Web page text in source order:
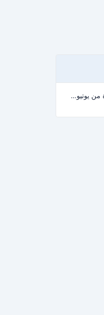
كيفية تحميل صور مصغرة من يوتيوب بجودة HD (1080p و 4K) – دليل 2026